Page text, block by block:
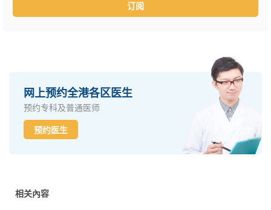
订阅
网上预约全港各区医生
预约专科及普通医师
预约医生
相关內容